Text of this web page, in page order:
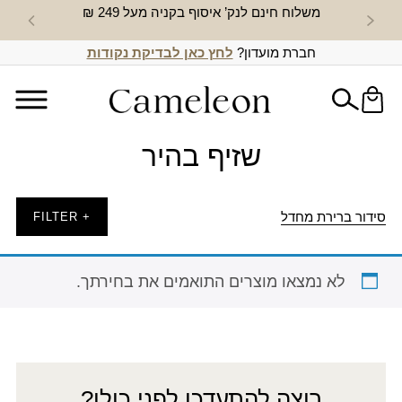
משלוח חינם לנק’ איסוף בקניה מעל 249 ₪ חדש
חברת מועדון? לחץ כאן לבדיקת נקודות
שזיף בהיר
סידור ברירת מחדל + FILTER
לא נמצאו מוצרים התואמים את בחירתך.